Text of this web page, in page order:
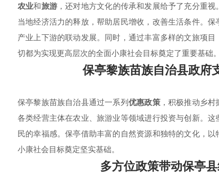
农业和旅游 ，还对地方文化的传承和发展给予了充分重
当地经济活力的释放，帮助居民增收，改善生活条件。
产业上下游的联动发展。同时，通过丰富多样的文旅项
切都为实现更高层次的全面小康社会目标奠定了重要基础
保亭黎族苗族自治县政府
保亭黎族苗族自治县通过一系列优惠政策，积极推动乡村
各类经营主体在农业、旅游业等领域进行投资与创新。这
民的幸福感。保亭借助丰富的自然资源和独特的文化，
小康社会目标奠定坚实基础。
多方位政策带动保亭